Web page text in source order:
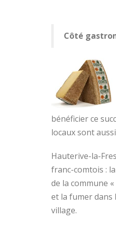
Côté
bénéficier ce
locaux sont
Hauterive-la-
franc-comtois :
de la commune
et la fumer dans
village.